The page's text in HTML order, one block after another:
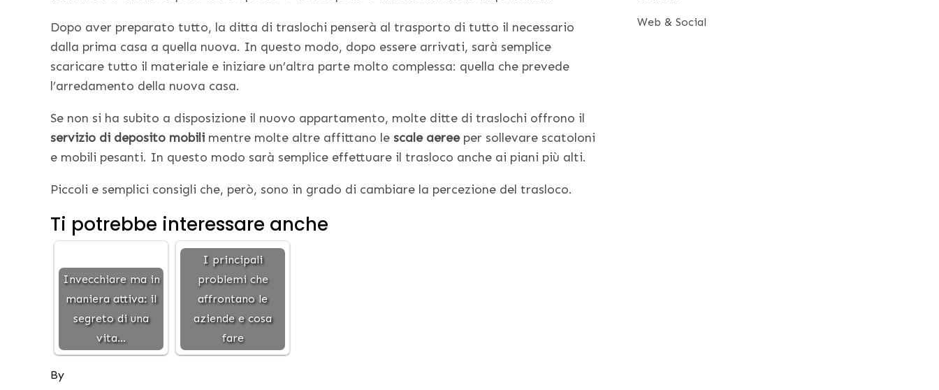
Dopo aver preparato tutto, la ditta di traslochi penserà al trasporto di tutto il necessario
dalla prima casa a quella nuova. In questo modo, dopo essere arrivati, sarà semplice
scaricare tutto il materiale e iniziare un’altra parte molto complessa: quella che prevede
l’arredamento della nuova casa.
Se non si ha subito a disposizione il nuovo appartamento, molte ditte di traslochi offrono il
servizio di deposito mobili mentre molte altre affittano le scale aeree per sollevare scatoloni
e mobili pesanti. In questo modo sarà semplice effettuare il trasloco anche ai piani più alti.
Piccoli e semplici consigli che, però, sono in grado di cambiare la percezione del trasloco.
Ti potrebbe interessare anche
Invecchiare ma in
maniera attiva: il
segreto di una
vita…
I principali
problemi che
affrontano le
aziende e cosa
fare
By
Web & Social